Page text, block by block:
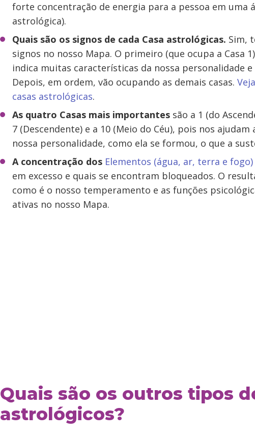
forte concentração de energia para a pessoa em uma
astrológica).
Quais são os signos de cada Casa astrológicas. Sim,
signos no nosso Mapa. O primeiro (que ocupa a Casa
indica muitas características da nossa personalidade
Depois, em ordem, vão ocupando as demais casas.
casas astrológicas.
As quatro Casas mais importantes são a 1 (do
7 (Descendente) e a 10 (Meio do Céu), pois nos
nossa personalidade, como ela se formou, o que a
A concentração dos Elementos (água, ar, terra e fogo)
em excesso e quais se encontram bloqueados. O
como é o nosso temperamento e as funções
ativas no nosso Mapa.
Quais são os outros tipos
astrológicos?